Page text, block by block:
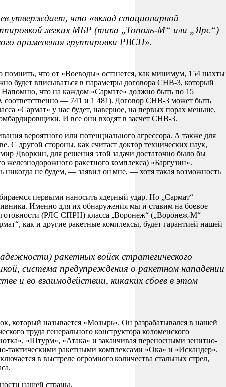
утверждает, что «вклад стационарной
легких МБР (типа „Тополь-М“ или „Ярс“)
применения группировки РВСН».
помнить, что от «Воеводы» останется, как минимум, 154 шахты
будет вписываться в параметры договора СНВ-3, который
Напомню, что на каждом «Сармате» должно быть по 15
соответственно — 741 и 1 481). Договор СНВ-3 может быть
«Сармат» у нас будет, наверное, на первых порах меньше,
И все они входят в засчет СНВ-3.
вероятного или потенциального агрессора. А также для
С другой стороны, как считает доктор технических наук,
Дворкин, для решения этой задачи достаточно было бы
ракетного комплекса) «Баргузин».
не будем, — заявил он мне, — хотя такая возможность
первыми наносить ядерный удар. Но „Сармат“
Именно для их обнаружения мы и ставим на боевое
готовности (РЛС СПРН) класса „Воронеж“ („Воронеж-М“
как и другие ракетные комплексы, будет гарантией нашей
ракетных войск стратегического
система предупреждения о ракетном нападении
и во взаимодействии, никаких сбоев в этом
который называется «Мозырь». Он разрабатывался в нашей
труда генерального конструктора коломенского
«Штурм», «Атака» и заканчивая переносными зенитно-
тактическими ракетными комплексами «Ока» и «Искандер».
в выстреле огромного количества стальных стрел,
нашей страны.